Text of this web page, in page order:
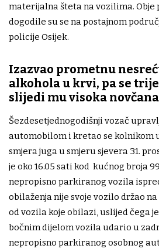
materijalna šteta na vozilima. Obje
dogodile su se na postajnom
policije Osijek.
Izazvao prometnu
alkohola u krvi, pa se
slijedi mu visoka
Šezdesetjednogodišnji vozač
automobilom i kretao se kolnikom
smjera juga u smjeru sjevera 31.
je oko 16.05 sati kod kućnog broja
nepropisno parkiranog vozila
obilaženja nije svoje vozilo držao
od vozila koje obilazi, uslijed čega
bočnim dijelom vozila udario u
nepropisno parkiranog osobnog